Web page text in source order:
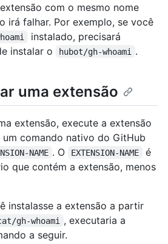
com o mesmo nome
irá falhar. Por exemplo, se você
instalado, precisará
instalar o
hubot/gh-whoami .
uma extensão
extensão, execute a extensão
comando nativo do GitHub
NAME . O EXTENSION-NAME
é
que contém a extensão, menos
instalasse a extensão a partir
gh-whoami
, executaria a
a seguir.